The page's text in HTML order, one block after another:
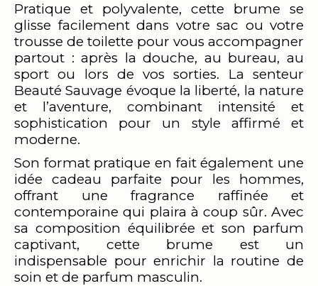
Pratique et polyvalente, cette brume se
glisse facilement dans votre sac ou votre
trousse de toilette pour vous accompagner
partout : après la douche, au bureau, au
sport ou lors de vos sorties. La senteur
Beauté Sauvage évoque la liberté, la nature
et l’aventure, combinant intensité et
sophistication pour un style affirmé et
moderne.
Son format pratique en fait également une
idée cadeau parfaite pour les hommes,
offrant une fragrance raffinée et
contemporaine qui plaira à coup sûr. Avec
sa composition équilibrée et son parfum
captivant, cette brume est un
indispensable pour enrichir la routine de
soin et de parfum masculin.